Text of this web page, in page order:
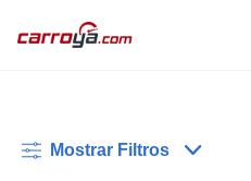
Mostrar Filtros